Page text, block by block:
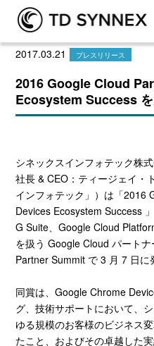
2017.03.21 プレスリリース
2016 Google Cloud
Ecosystem Success
シネックスインフォテック株
社長 & CEO：ティージェイ・
インフォテック」）は「2016
Devices Ecosystem Success
G Suite、Google Cloud
を扱う Google Cloud パート
Partner Summit で 3 月 7 日に
同賞は、Google Chrome
グ、技術サポートにおいて、
ゆる規模のお客様のビジネス
たこと、およびその卓越した